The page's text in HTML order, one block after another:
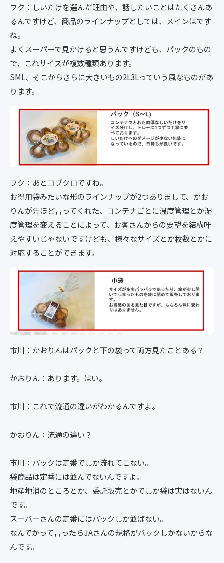
フク：しいたけを選んだ理由や、話したいことはたくさんあ
るんですけど、商品のラインナップとしては、メインはです
ね。
よくスーパーで見かけると思うんですけども、パックのもの
で、これサイズが複数種類あります。
SML、そこからさらに大きいもの2L3Lっていう風なものがあ
ります。
フク：あとコブクロですね。
お得用袋みたいな形のラインナップが2つありまして、かお
りんが先ほど言ってくれた、コンテナごとに温度管理とか湿
度管理を変えることによって、お客さんからの要望を結構叶
えやすいじゃないですけども、様々なサイズとか枚数とかに
対応することができます。
市川：かおりんはパックと下の袋って両方見たことある？
かおりん：あります。はい。
市川：これで流通の違いがわかるんですよ。
かおりん：流通の違い？
市川：パックは定番でしか流れてこない。
袋商品は定番には並んでないんですよ。
地産地消のところとか、委託販売とかでしか袋は実はないん
です。
スーパーさんの定番にはパックしか並ばない。
なんでかって言ったらJAさんの規格がパックしかないからな
んです。